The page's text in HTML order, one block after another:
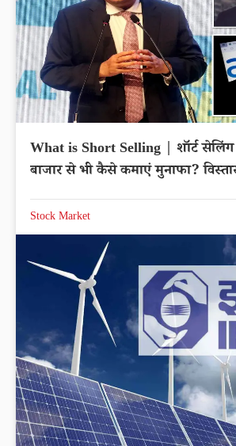
What is Short Selling | शॉर्ट सेलिंग
बाजार से भी कैसे कमाएं मुनाफा?
Stock Market